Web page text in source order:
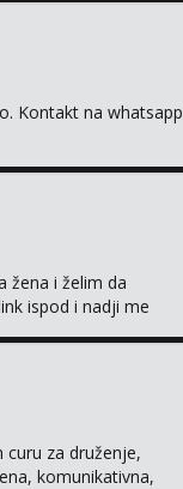
Kontakt na whatsapp
žena i želim da
ispod i nadji me
curu za druženje,
komunikativna,